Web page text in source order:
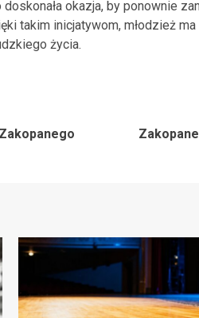
okazja, by ponownie
takim inicjatywom, młodzież
życia.